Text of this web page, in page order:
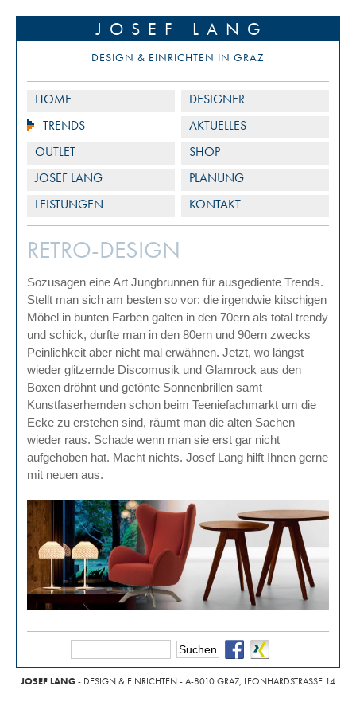
JOSEF LANG
DESIGN & EINRICHTEN IN GRAZ
HOME
DESIGNER
TRENDS
AKTUELLES
OUTLET
SHOP
JOSEF LANG
PLANUNG
LEISTUNGEN
KONTAKT
RETRO-DESIGN
Sozusagen eine Art Jungbrunnen für ausgediente Trends.
Stellt man sich am besten so vor: die irgendwie kitschigen
Möbel in bunten Farben galten in den 70ern als total trendy
und schick, durfte man in den 80ern und 90ern zwecks
Peinlichkeit aber nicht mal erwähnen. Jetzt, wo längst
wieder glitzernde Discomusik und Glamrock aus den
Boxen dröhnt und getönte Sonnenbrillen samt
Kunstfaserhemden schon beim Teeniefachmarkt um die
Ecke zu erstehen sind, räumt man die alten Sachen
wieder raus. Schade wenn man sie erst gar nicht
aufgehoben hat. Macht nichts. Josef Lang hilft Ihnen gerne
mit neuen aus.
JOSEF LANG- DESIGN & EINRICHTEN - A-8010 GRAZ, LEONHARDSTRASSE 14